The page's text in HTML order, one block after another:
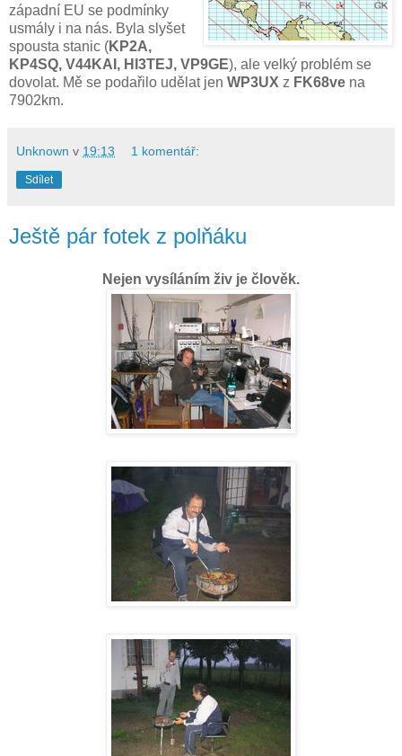
západní EU se podmínky
usmály i na nás. Byla slyšet
spousta stanic (KP2A,
KP4SQ, V44KAI, HI3TEJ, VP9GE), ale velký problém se
dovolat. Mě se podařilo udělat jen WP3UX z FK68ve na
7902km.
Unknown v 19:13 1 komentář:
Sdílet
Ještě pár fotek z polňáku
Nejen vysíláním živ je člověk.